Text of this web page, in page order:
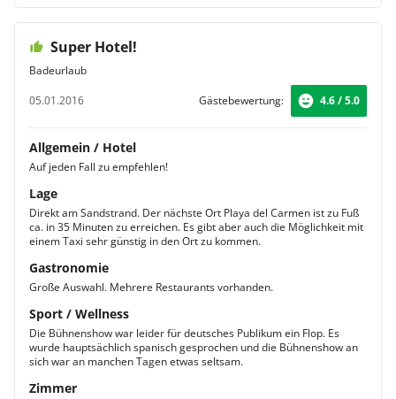
Super Hotel!
Badeurlaub
05.01.2016
Gästebewertung: 4.6 / 5.0
Allgemein / Hotel
Auf jeden Fall zu empfehlen!
Lage
Direkt am Sandstrand. Der nächste Ort Playa del Carmen ist zu Fuß
ca. in 35 Minuten zu erreichen. Es gibt aber auch die Möglichkeit mit
einem Taxi sehr günstig in den Ort zu kommen.
Gastronomie
Große Auswahl. Mehrere Restaurants vorhanden.
Sport / Wellness
Die Bühnenshow war leider für deutsches Publikum ein Flop. Es
wurde hauptsächlich spanisch gesprochen und die Bühnenshow an
sich war an manchen Tagen etwas seltsam.
Zimmer